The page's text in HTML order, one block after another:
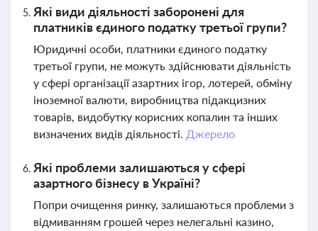
Які види діяльності заборонені для
платників єдиного податку третьої групи?
Юридичні особи, платники єдиного податку
третьої групи, не можуть здійснювати діяльність
у сфері організації азартних ігор, лотерей, обміну
іноземної валюти, виробництва підакцизних
товарів, видобутку корисних копалин та інших
визначених видів діяльності. Джерело
Які проблеми залишаються у сфері
азартного бізнесу в Україні?
Попри очищення ринку, залишаються проблеми з
відмиванням грошей через нелегальні казино,